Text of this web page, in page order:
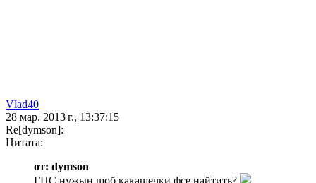
Vlad40
28 мар. 2013 г., 13:37:15
Re[dymson]:
Цитата:
от: dymson